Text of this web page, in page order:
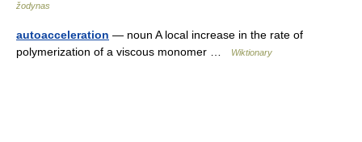
žodynas
autoacceleration — noun A local increase in the rate of
polymerization of a viscous monomer …
Wiktionary